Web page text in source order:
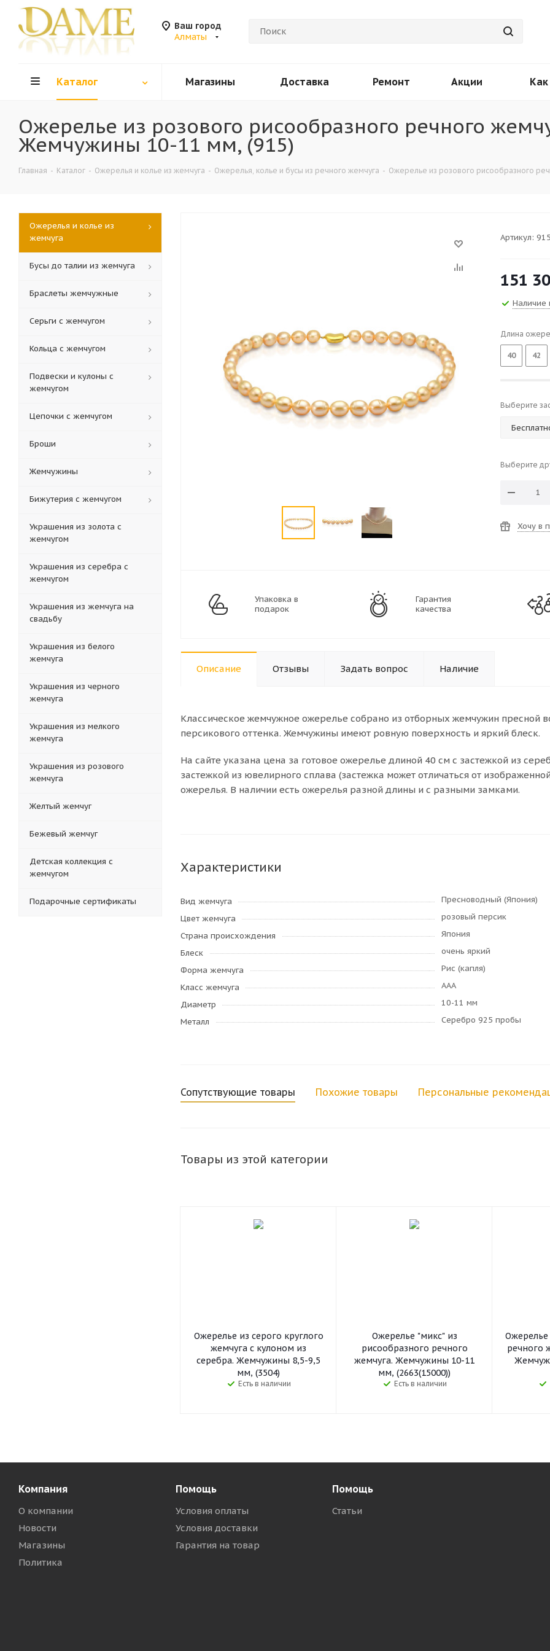
Ваш город
Алматы
Каталог Магазины Доставка Ремонт Акции Как
Ожерелье из розового рисообразного речного
Жемчужины 10-11 мм, (915)
Главная - Каталог - Ожерелья и колье из жемчуга - Ожерелья, колье и бусы из речного жемчуга - Ожерелье из розового рисообразного
Артикул:
151
Наличие
Длина
40 42
Выберите
Выберите
Хочу в
Упаковка в
подарок
Гарантия
качества
Описание Отзывы Задать вопрос Наличие
Классическое жемчужное ожерелье собрано из отборных жемчужин
персикового оттенка. Жемчужины имеют ровную поверхность и яркий блеск.
На сайте указана цена за готовое ожерелье длиной 40 см с застежкой из
застежкой из ювелирного сплава (застежка может отличаться от
ожерелья. В наличии есть ожерелья разной длины и с разными замками.
Характеристики
Вид жемчуга
Пресноводный (Япония)
Цвет жемчуга
розовый персик
Страна происхождения
Япония
Блеск
очень яркий
Форма жемчуга
Рис (капля)
Класс жемчуга
AAA
Диаметр
10-11 мм
Металл
Серебро 925 пробы
Сопутствующие товары Похожие товары Персональные
Товары из этой категории
Ожерелье из серого круглого
жемчуга с кулоном из
серебра. Жемчужины 8,5-9,5
мм, (3504)
Есть в наличии
Ожерелье "микс" из
рисообразного речного
жемчуга. Жемчужины 10-11
мм, (2663(15000))
Есть в наличии
Ожерелье
речного
Ожерелья и колье из
жемчуга
Бусы до талии из жемчуга
Браслеты жемчужные
Серьги с жемчугом
Кольца c жемчугом
Подвески и кулоны с
жемчугом
Цепочки с жемчугом
Броши
Жемчужины
Бижутерия с жемчугом
Украшения из золота с
жемчугом
Украшения из серебра с
жемчугом
Украшения из жемчуга на
свадьбу
Украшения из белого
жемчуга
Украшения из черного
жемчуга
Украшения из мелкого
жемчуга
Украшения из розового
жемчуга
Желтый жемчуг
Бежевый жемчуг
Детская коллекция с
жемчугом
Подарочные сертификаты
Компания
О компании
Новости
Магазины
Политика
Помощь
Условия оплаты
Условия доставки
Гарантия на товар
Помощь
Статьи